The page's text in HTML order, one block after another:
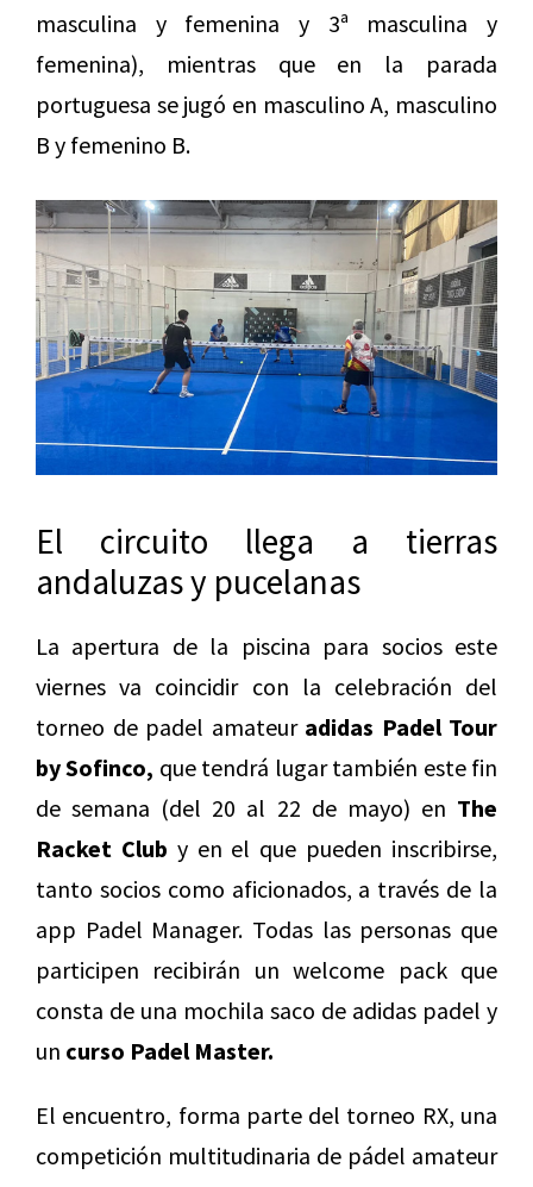
masculina y femenina y 3ª masculina y
femenina), mientras que en la parada
portuguesa se jugó en masculino A, masculino
B y femenino B.
El circuito llega a tierras
andaluzas y pucelanas
La apertura de la piscina para socios este
viernes va coincidir con la celebración del
torneo de padel amateur adidas Padel Tour
by Sofinco, que tendrá lugar también este fin
de semana (del 20 al 22 de mayo) en The
Racket Club y en el que pueden inscribirse,
tanto socios como aficionados, a través de la
app Padel Manager. Todas las personas que
participen recibirán un welcome pack que
consta de una mochila saco de adidas padel y
un curso Padel Master.
El encuentro, forma parte del torneo RX, una
competición multitudinaria de pádel amateur